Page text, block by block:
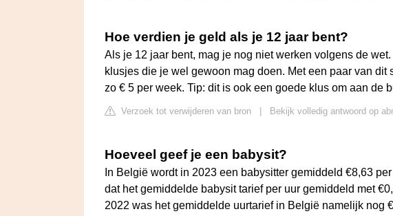
Hoe verdien je geld als je 12 jaar bent?
Als je 12 jaar bent, mag je nog niet werken volgens de
klusjes die je wel gewoon mag doen. Met een paar van dit
zo € 5 per week. Tip: dit is ook een goede klus om aan de
Verzoek tot verwijderen van bron Bekijk volledig antwoord op
Hoeveel geef je een babysit?
In België wordt in 2023 een babysitter gemiddeld €8,63
dat het gemiddelde babysit tarief per uur gemiddeld met
2022 was het gemiddelde uurtarief in België namelijk nog